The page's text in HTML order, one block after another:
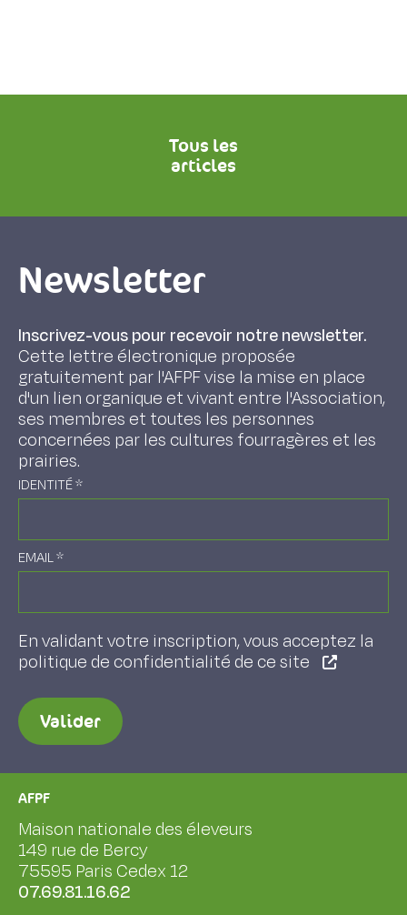
Tous les
articles
Newsletter
Inscrivez-vous pour recevoir notre newsletter.
Cette lettre électronique proposée
gratuitement par l'AFPF vise la mise en place
d'un lien organique et vivant entre l'Association,
ses membres et toutes les personnes
concernées par les cultures fourragères et les
prairies.
IDENTITÉ*
EMAIL*
En validant votre inscription, vous acceptez la
politique de confidentialité de ce site
Valider
AFPF
Maison nationale des éleveurs
149 rue de Bercy
75595 Paris Cedex 12
07.69.81.16.62